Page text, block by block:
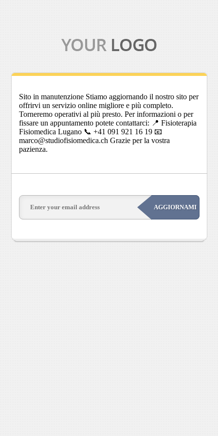
Sito in manutenzione Stiamo aggiornando il nostro sito per
offrirvi un servizio online migliore e più completo.
Torneremo operativi al più presto. Per informazioni o per
fissare un appuntamento potete contattarci: 📍 Fisioterapia
Fisiomedica Lugano 📞 +41 091 921 16 19 📧
marco@studiofisiomedica.ch Grazie per la vostra
pazienza.